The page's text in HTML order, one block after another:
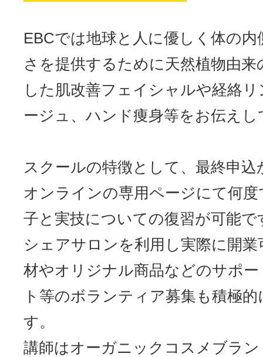
掲載のお問
サイトマッ
EBCでは地球と人に優しく体の
さを提供するために天然植物由来
した肌改善フェイシャルや経絡
ージュ、ハンド痩身等をお伝え
スクールの特徴として、最終申込
オンラインの専用ページにて何
子と実技についての復習が可能で
シェアサロンを利用し実際に開業
材やオリジナル商品などのサポ
ト等のボランティア募集も積極
す。
講師はオーガニックコスメブラ